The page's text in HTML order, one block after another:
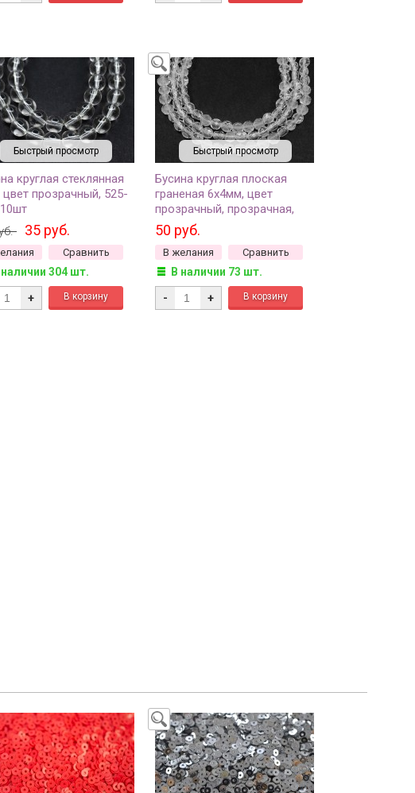
Быстрый просмотр
круглая стеклянная
прозрачный, 525-
35 руб.
Сравнить
304 шт.
+
Быстрый просмотр
Бусина круглая плоская
граненая 6х4мм, цвет
прозрачный, прозрачная,
523-012, 10шт
50 руб.
В желания Сравнить
В наличии 73 шт.
- +